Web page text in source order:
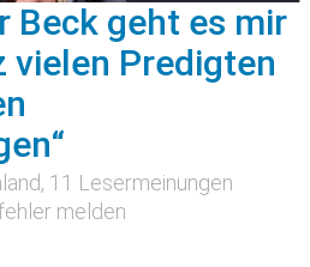
Beck geht es mir
vielen Predigten
, 11 Lesermeinungen
melden